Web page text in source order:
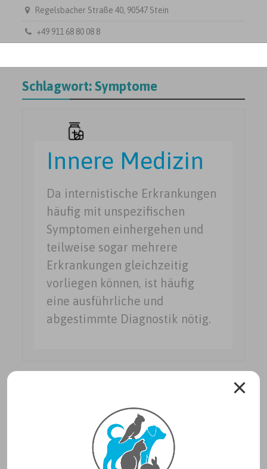
Regelsbacher Straße 40, 90547 Stein
+49 911 68 80 08 8
Schlagwort:Symptome
Innere Medizin
Da internistische Erkrankungen
häufig mit unspezifischen
Symptomen einhergehen und
teilweise sogar mehrere
Erkrankungen gleichzeitig
vorliegen können, ist häufig
eine ausführliche und
abgestimmte Diagnostik nötig.